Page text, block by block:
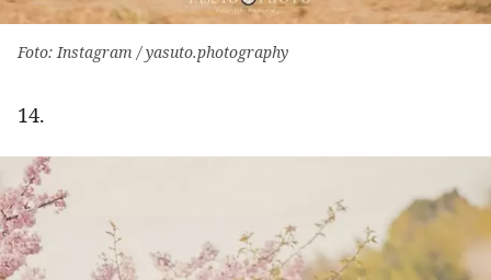
Foto: Instagram / yasuto.photography
14.